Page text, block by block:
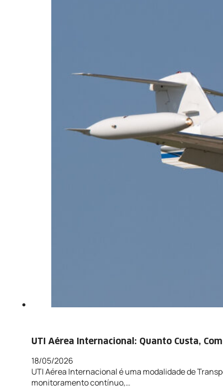
UTI Aérea Internacional: Quanto Custa,
18/05/2026
UTI Aérea Internacional é uma modalidade de
monitoramento contínuo,…